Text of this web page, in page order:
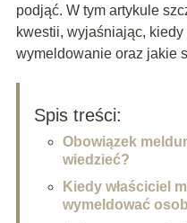
podjąć. W tym artykule
kwestii, wyjaśniając,
wymeldowanie oraz jakie
Spis treści:
Obowiązek
wiedzieć?
Kiedy właściciel
wymeldować